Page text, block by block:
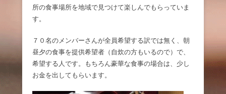
所の食事場所を地域で見つけて楽しんでもらっていま
す。
７０名のメンバーさんが全員希望する訳では無く、朝
昼夕の食事を提供希望者（自炊の方もいるので）で、
希望する人です。もちろん豪華な食事の場合は、少し
お金を出してもらいます。